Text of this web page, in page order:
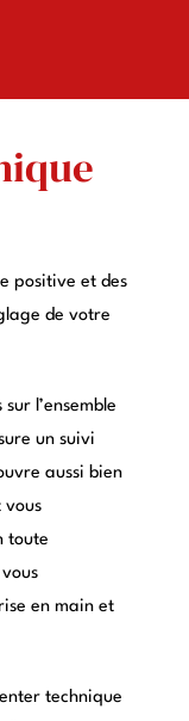
positive et des
de votre
l’ensemble
un suivi
aussi bien
vous
toute
en main et
technique